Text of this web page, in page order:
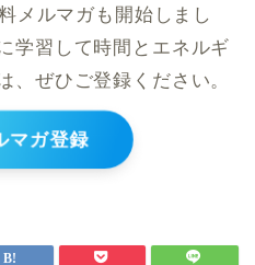
メルマガも開始しまし
学習して時間とエネルギ
、ぜひご登録ください。
マガ登録